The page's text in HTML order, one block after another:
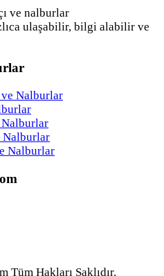
ve nalburlar
ulaşabilir, bilgi alabilir ve
Nalburlar
Nalburlar
Nalburlar
Nalburlar
Hakları Saklıdır.